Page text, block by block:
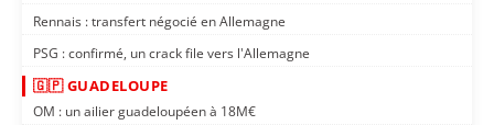
Rennais : transfert négocié en Allemagne
PSG : confirmé, un crack file vers l'Allemagne
🇬🇵 GUADELOUPE
OM : un ailier guadeloupéen à 18M€